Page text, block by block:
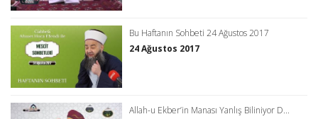
Bu Haftanın Sohbeti 24 Ağustos 2017
24 Ağustos 2017
Allah-u Ekber’in Manası Yanlış Biliniyor D...